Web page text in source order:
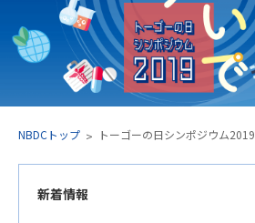
NBDCトップ トーゴーの日シンポジウム2019
新着情報